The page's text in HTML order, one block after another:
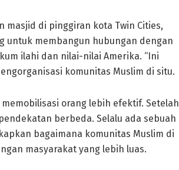
masjid di pinggiran kota Twin Cities,
untuk membangun hubungan dengan
ilahi dan nilai-nilai Amerika. “Ini
komunitas Muslim di situ.
orang lebih efektif. Setelah
berbeda. Selalu ada sebuah
bagaimana komunitas Muslim di
masyarakat yang lebih luas.